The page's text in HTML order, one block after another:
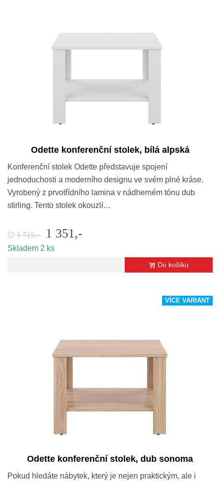
Odette konferenční stolek, bílá alpská
Konferenční stolek Odette představuje spojení
jednoduchosti a moderního designu ve svém plné kráse.
Vyrobený z prvotřídního lamina v nádherném tónu dub
stirling. Tento stolek okouzlí…
🛈 1 715,- 1 351,-
Skladem 2 ks
Do košíku
VÍCE VARIANT
Odette konferenční stolek, dub sonoma
Pokud hledáte nábytek, který je nejen praktickým, ale i